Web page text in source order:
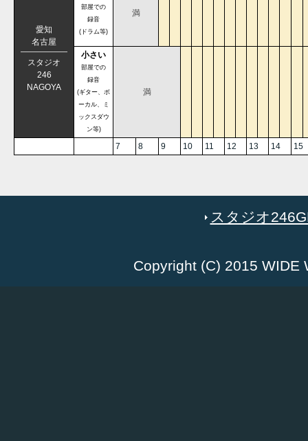
愛知
名古屋
スタジオ
246
NAGOYA
部屋での
録音
(ドラム等)
満
小さい
部屋での
録音
(ギター、ボ
ーカル、ミ
ックスダウ
ン等)
満
7 8 9 10 11 12 13 14 15
スタジオ
Copyright (C) 2015 WIDE